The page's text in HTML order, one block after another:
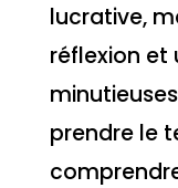
lucrative,
réflexion et
prendre le